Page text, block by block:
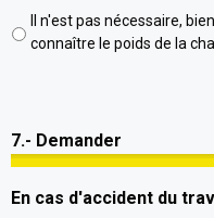
Il n'est pas nécessaire,
connaître le poids de la
7.- Demander
En cas d'accident du